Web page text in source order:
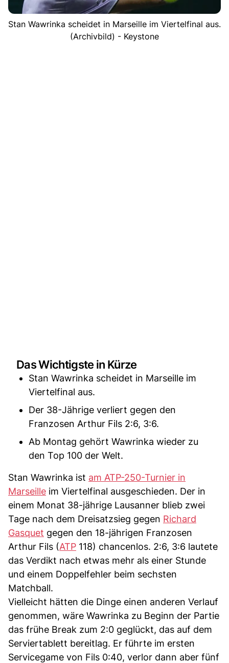
Stan Wawrinka scheidet in Marseille im Viertelfinal aus.
(Archivbild) - Keystone
Das Wichtigste in Kürze
Stan Wawrinka scheidet in Marseille im
Viertelfinal aus.
Der 38-Jährige verliert gegen den
Franzosen Arthur Fils 2:6, 3:6.
Ab Montag gehört Wawrinka wieder zu
den Top 100 der Welt.
Stan Wawrinka ist am ATP-250-Turnier in
Marseille im Viertelfinal ausgeschieden. Der in
einem Monat 38-jährige Lausanner blieb zwei
Tage nach dem Dreisatzsieg gegen Richard
Gasquet gegen den 18-jährigen Franzosen
Arthur Fils (ATP 118) chancenlos. 2:6, 3:6 lautete
das Verdikt nach etwas mehr als einer Stunde
und einem Doppelfehler beim sechsten
Matchball.
Vielleicht hätten die Dinge einen anderen Verlauf
genommen, wäre Wawrinka zu Beginn der Partie
das frühe Break zum 2:0 geglückt, das auf dem
Serviertablett bereitlag. Er führte im ersten
Servicegame von Fils 0:40, verlor dann aber fünf